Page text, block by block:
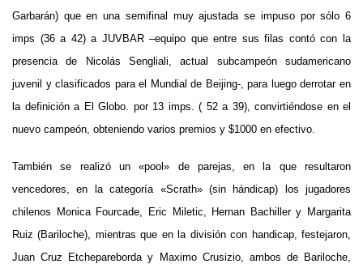
Garbarán) que en una semifinal muy ajustada se impuso por sólo 6
imps (36 a 42) a JUVBAR –equipo que entre sus filas contó con la
presencia de Nicolás Sengliali, actual subcampeón sudamericano
juvenil y clasificados para el Mundial de Beijing-, para luego derrotar en
la definición a El Globo. por 13 imps. ( 52 a 39), convirtiéndose en el
nuevo campeón, obteniendo varios premios y $1000 en efectivo.
También se realizó un «pool» de parejas, en la que resultaron
vencedores, en la categoría «Scrath» (sin hándicap) los jugadores
chilenos Monica Fourcade, Eric Miletic, Hernan Bachiller y Margarita
Ruiz (Bariloche), mientras que en la división con handicap, festejaron,
Juan Cruz Etchepareborda y Maximo Crusizio, ambos de Bariloche,